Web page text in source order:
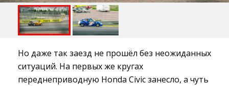
Но даже так заезд не прошёл без неожиданных
ситуаций. На первых же кругах
переднеприводную Honda Civic занесло, а чуть